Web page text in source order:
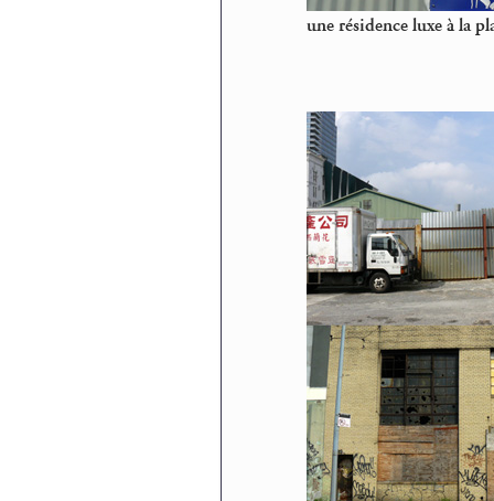
une résidence luxe à la